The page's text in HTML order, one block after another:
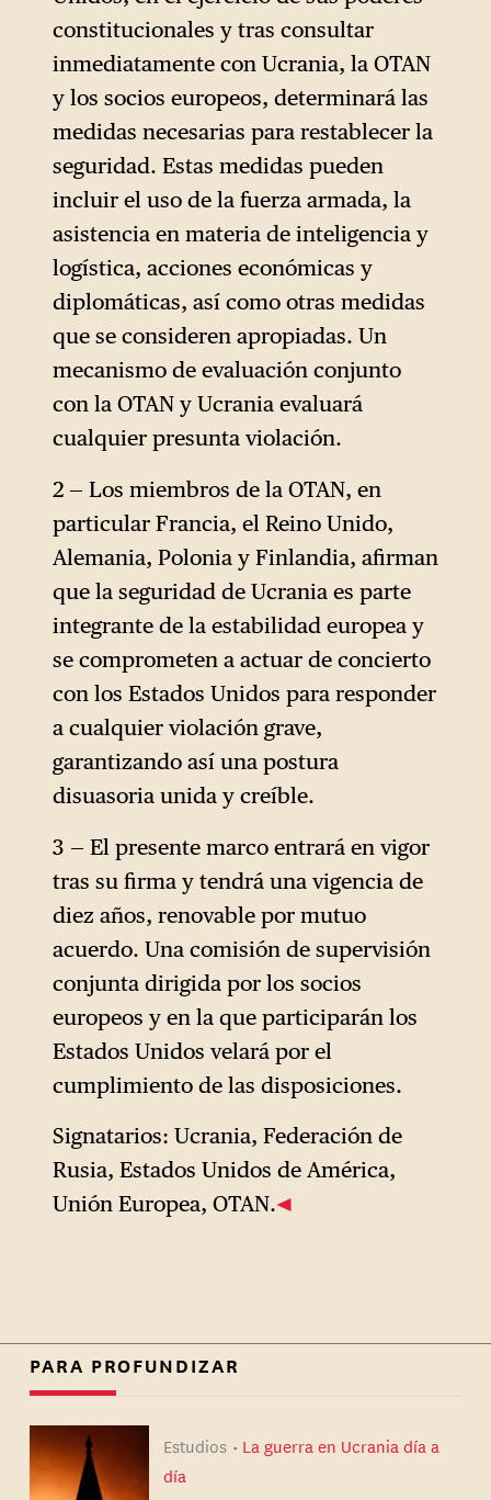
constitucionales y tras consultar
inmediatamente con Ucrania, la OTAN
y los socios europeos, determinará las
medidas necesarias para restablecer la
seguridad. Estas medidas pueden
incluir el uso de la fuerza armada, la
asistencia en materia de inteligencia y
logística, acciones económicas y
diplomáticas, así como otras medidas
que se consideren apropiadas. Un
mecanismo de evaluación conjunto
con la OTAN y Ucrania evaluará
cualquier presunta violación.
2 — Los miembros de la OTAN, en
particular Francia, el Reino Unido,
Alemania, Polonia y Finlandia, afirman
que la seguridad de Ucrania es parte
integrante de la estabilidad europea y
se comprometen a actuar de concierto
con los Estados Unidos para responder
a cualquier violación grave,
garantizando así una postura
disuasoria unida y creíble.
3 — El presente marco entrará en vigor
tras su firma y tendrá una vigencia de
diez años, renovable por mutuo
acuerdo. Una comisión de supervisión
conjunta dirigida por los socios
europeos y en la que participarán los
Estados Unidos velará por el
cumplimiento de las disposiciones.
Signatarios: Ucrania, Federación de
Rusia, Estados Unidos de América,
Unión Europea, OTAN.
PARA PROFUNDIZAR
Estudios
La guerra en Ucrania día a
día